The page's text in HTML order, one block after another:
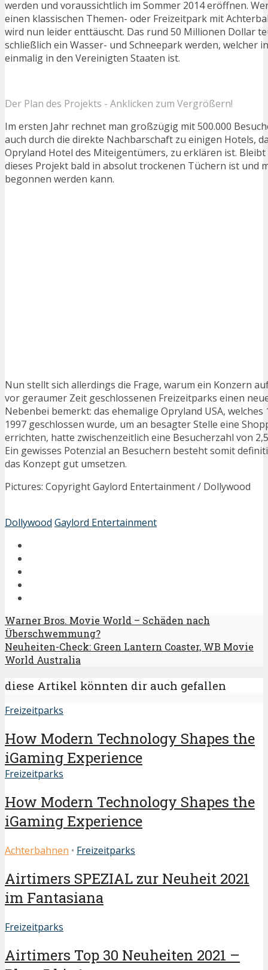
werden und voraussichtlich im Sommer 2014 eröffnen.
einen klassischen Themen- oder Freizeitpark mit
wird nun leider enttäuscht. Das rund 50 Millionen Dollar
schließlich ein Wasser- und Schneepark werden, welcher
einmalig in den Vereinigten Staaten ist.
Der Plan des Projekts - Anklicken zum Vergrößern!
Im ersten Jahr rechnet man großzügig mit 500.000
auch durch die direkte Nachbarschaft zu einigen Hotels,
Opryland Hotel des Miteigentümers, zu erklären ist.
dieses Projekt bald in absolut trockenen Tüchern ist und
begonnen werden kann.
Nun stellt sich allerdings die Frage, warum ein Konzern
vor geraumer Zeit geschlossenen Freizeitparks einen
Nebenbei bemerkt: das ehemalige Opryland USA,
1997 geschlossen wurde, um an besagter Stelle eine
errichten, hatte zwischenzeitlich eine Besucherzahl von
Ein gewisses Potenzial an Besuchern besteht somit
das Konzept gut umsetzen.
Pictures: Copyright Gaylord Entertainment / Dollywood
Dollywood Gaylord Entertainment
Warner Bros. Movie World – Schäden nach
Überschwemmung?
Neuheiten-Check: Green Lantern Coaster, WB Movie
World Australia
diese Artikel könnten dir auch gefallen
Freizeitparks
How Modern Technology Shapes the
iGaming Experience
Freizeitparks
How Modern Technology Shapes the
iGaming Experience
Achterbahnen • Freizeitparks
Airtimers SPEZIAL zur Neuheit 2021
im Fantasiana
Freizeitparks
Airtimers Top 30 Neuheiten 2021 –